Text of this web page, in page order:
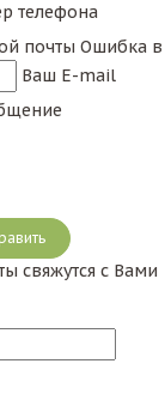
телефона
почты Ошибка в
Ваш E-mail
свяжутся с Вами